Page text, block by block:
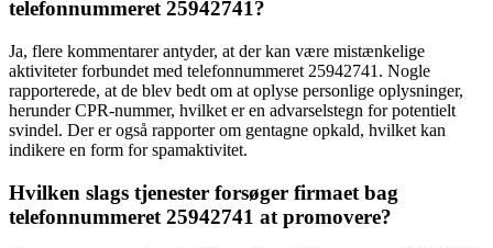
telefonnummeret 25942741?
Ja, flere kommentarer antyder, at der kan være mistænkelige
aktiviteter forbundet med telefonnummeret 25942741. Nogle
rapporterede, at de blev bedt om at oplyse personlige oplysninger,
herunder CPR-nummer, hvilket er en advarselstegn for potentielt
svindel. Der er også rapporter om gentagne opkald, hvilket kan
indikere en form for spamaktivitet.
Hvilken slags tjenester forsøger firmaet bag
telefonnummeret 25942741 at promovere?